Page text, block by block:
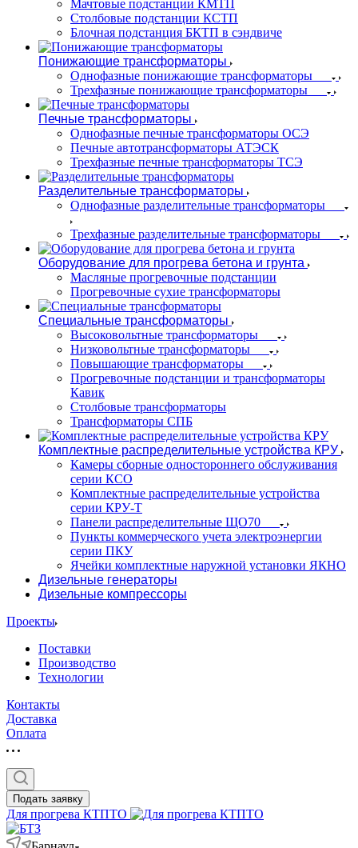
Мачтовые подстанции КМТП
Столбовые подстанции КСТП
Блочная подстанция БКТП в сэндвиче
Понижающие трансформаторы
Однофазные понижающие трансформаторы
Трехфазные понижающие трансформаторы
Печные трансформаторы
Однофазные печные трансформаторы ОСЭ
Печные автотрансформаторы АТЭСК
Трехфазные печные трансформаторы ТСЭ
Разделительные трансформаторы
Однофазные разделительные трансформаторы
Трехфазные разделительные трансформаторы
Оборудование для прогрева бетона и грунта
Масляные прогревочные подстанции
Прогревочные сухие трансформаторы
Специальные трансформаторы
Высоковольтные трансформаторы
Низковольтные трансформаторы
Повышающие трансформаторы
Прогревочные подстанции и трансформаторы
Кавик
Столбовые трансформаторы
Трансформаторы СПБ
Комплектные распределительные устройства КРУ
Камеры сборные одностороннего обслуживания
серии КСО
Комплектные распределительные устройства
серии КРУ-Т
Панели распределительные ЩО70
Пункты коммерческого учета электроэнергии
серии ПКУ
Ячейки комплектные наружной установки ЯКНО
Дизельные генераторы
Дизельные компрессоры
Проекты
Поставки
Производство
Технологии
Контакты
Доставка
Оплата
Подать заявку
Для прогрева КТПТО